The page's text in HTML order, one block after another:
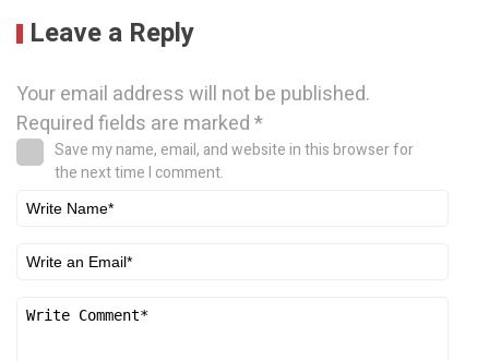
Leave a Reply
Your email address will not be published.
Required fields are marked*
Save my name, email, and website in this browser for
the next time I comment.